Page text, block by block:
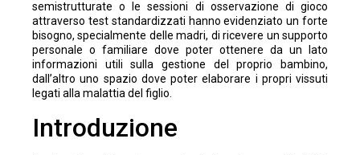
semistrutturate o le sessioni di osservazione di gioco
attraverso test standardizzati hanno evidenziato un forte
bisogno, specialmente delle madri, di ricevere un supporto
personale o familiare dove poter ottenere da un lato
informazioni utili sulla gestione del proprio bambino,
dall’altro uno spazio dove poter elaborare i propri vissuti
legati alla malattia del figlio.
Introduzione